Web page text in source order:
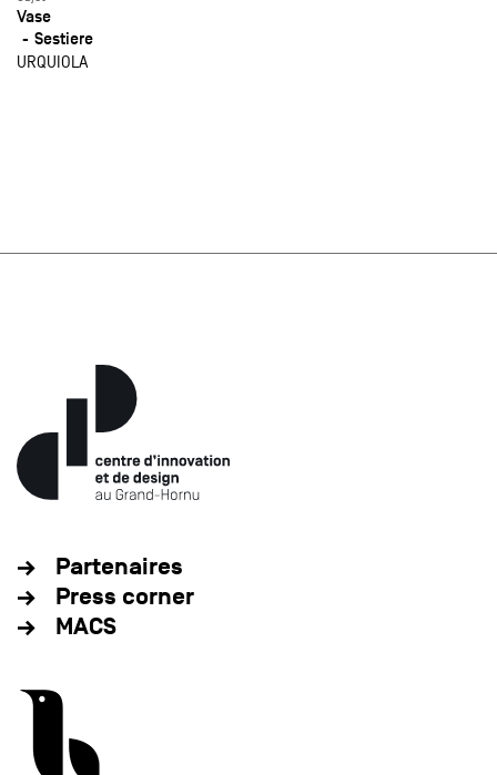
Vase
Sestiere
URQUIOLA
Partenaires
Press corner
MACS